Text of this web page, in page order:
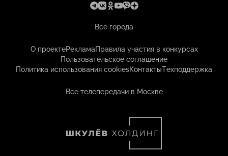
Все города
О проектеРекламаПравила участия в конкурсах
Пользовательское соглашение
Политика использования cookiesКонтактыТехподдержка
Все телепередачи в Москве